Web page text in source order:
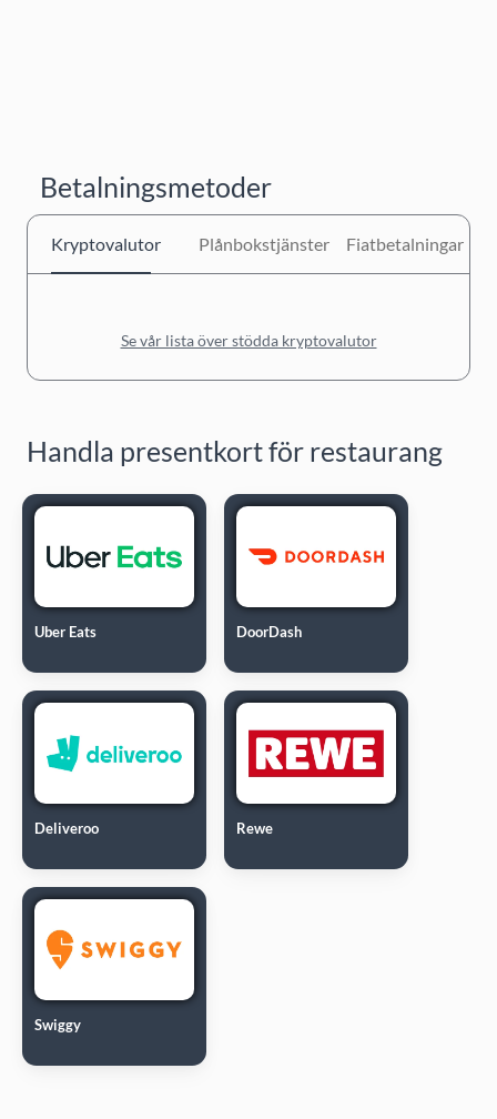
Betalningsmetoder
Kryptovalutor Plånbokstjänster Fiatbetalningar
Se vår lista över stödda kryptovalutor
Handla presentkort för restaurang
Uber Eats DoorDash
Deliveroo Rewe
Swiggy